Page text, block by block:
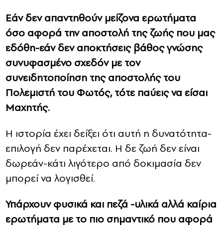
Εάν δεν απαντηθούν μείζονα ερωτήματα
όσο αφορά την αποστολή της ζωής που μας
εδόθη-εάν δεν αποκτήσεις βάθος γνώσης
συνυφασμένο σχεδόν με τον
συνειδητοποίηση της αποστολής του
Πολεμιστή του Φωτός, τότε παύεις να είσαι
Μαχητής.
Η ιστορία έχει δείξει ότι αυτή η δυνατότητα-
επιλογή δεν παρέχεται. Η δε ζωή δεν είναι
δωρεάν-κάτι λιγότερο από δοκιμασία δεν
μπορεί να λογισθεί.
Υπάρχουν φυσικά και πεζά -υλικά αλλά καίρια
ερωτήματα με το πιο σημαντικό που αφορά